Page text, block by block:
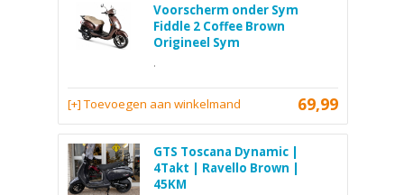
Voorscherm onder Sym
Fiddle 2 Coffee Brown
Origineel Sym
.
69,99
[+] Toevoegen aan winkelmand
GTS Toscana Dynamic |
4Takt | Ravello Brown |
45KM